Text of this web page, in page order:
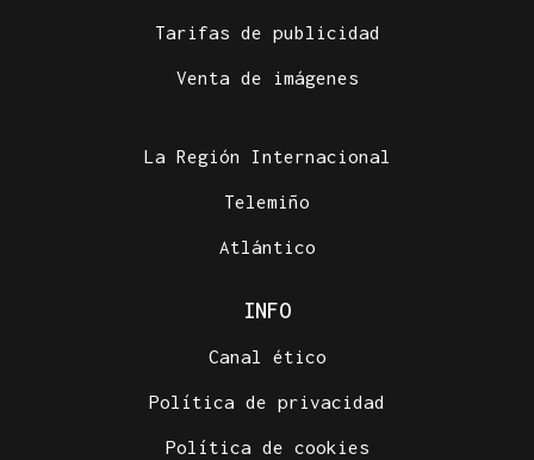
Directora de la Clínica Dental Elena Ribao en
cada problema y situación"
Tarifas de publicidad
Venta de imágenes
La Región Internacional
Telemiño
Atlántico
INFO
Canal ético
Política de privacidad
Política de cookies